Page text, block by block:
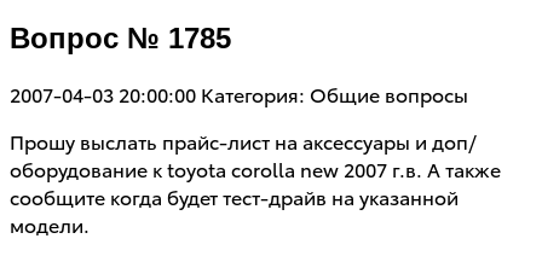
Вопрос № 1785
2007-04-03 20:00:00 Категория: Общие вопросы
Прошу выслать прайс-лист на аксессуары и доп/
оборудование к toyota corolla new 2007 г.в. А также
сообщите когда будет тест-драйв на указанной
модели.